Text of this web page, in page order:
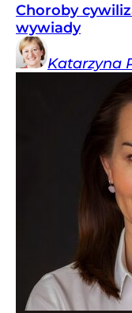
Choroby
wywiady
Katarzyna